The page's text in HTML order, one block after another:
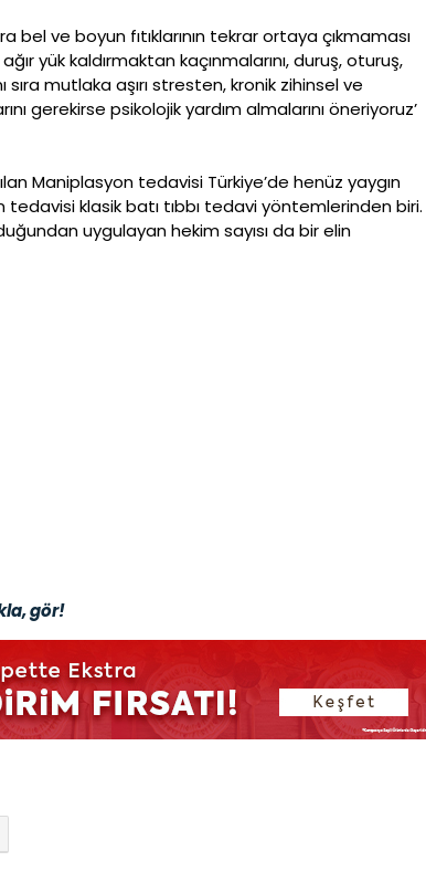
ve boyun fıtıklarının tekrar ortaya çıkmaması
yük kaldırmaktan kaçınmalarını, duruş, oturuş,
sıra mutlaka aşırı stresten, kronik zihinsel ve
gerekirse psikolojik yardım almalarını öneriyoruz’
Maniplasyon tedavisi Türkiye’de henüz yaygın
klasik batı tıbbı tedavi yöntemlerinden biri.
uygulayan hekim sayısı da bir elin
gör!